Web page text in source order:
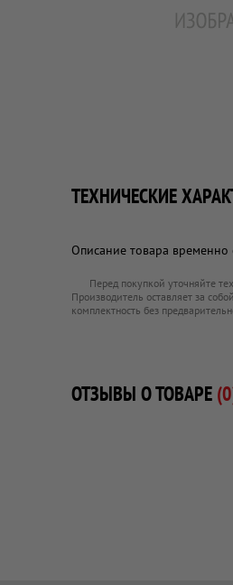
ТЕХНИЧЕСКИЕ
Описание товара временно
Перед покупкой уточняйте
Производитель оставляет за
комплектность без
ОТЗЫВЫ О ТОВАРЕ